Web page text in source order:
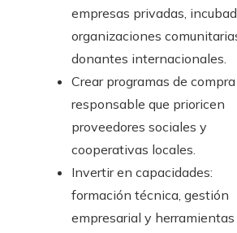
empresas privadas,
organizaciones
donantes internacionales.
Crear programas de compra
responsable que prioricen
proveedores sociales y
cooperativas locales.
Invertir en capacidades:
formación técnica, gestión
empresarial y herramientas